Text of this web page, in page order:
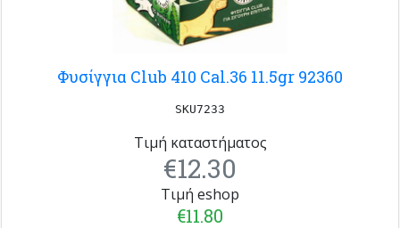
Φυσίγγια Club 410 Cal.36 11.5gr 92360
SKU7233
Τιμή καταστήματος
€12.30
Τιμή eshop
€11.80